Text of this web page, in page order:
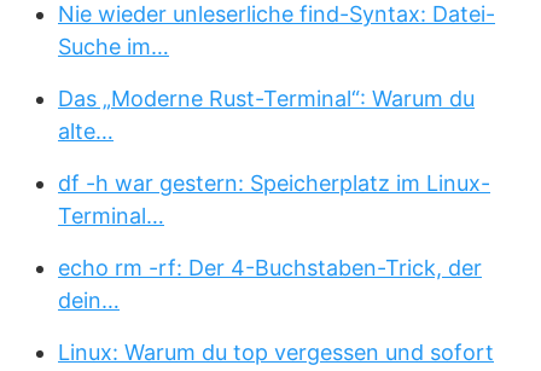
Nie wieder unleserliche find-Syntax: Datei-
Suche im…
Das „Moderne Rust-Terminal“: Warum du
alte…
df -h war gestern: Speicherplatz im Linux-
Terminal…
echo rm -rf: Der 4-Buchstaben-Trick, der
dein…
Linux: Warum du top vergessen und sofort